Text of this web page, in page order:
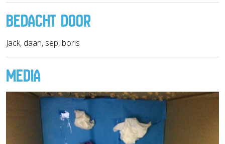
BEDACHT DOOR
Jack, daan, sep, boris
MEDIA